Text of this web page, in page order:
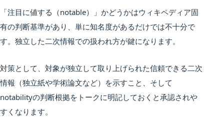
「注目に値する（notable）」かどうかはウィキペディア固
有の判断基準があり、単に知名度があるだけでは不十分で
す。独立した二次情報での扱われ方が鍵になります。
対策として、対象が独立して取り上げられた信頼できる二次
情報（独立紙や学術論文など）を示すこと、そして
notabilityの判断根拠をトークに明記しておくと承認されや
すくなります。